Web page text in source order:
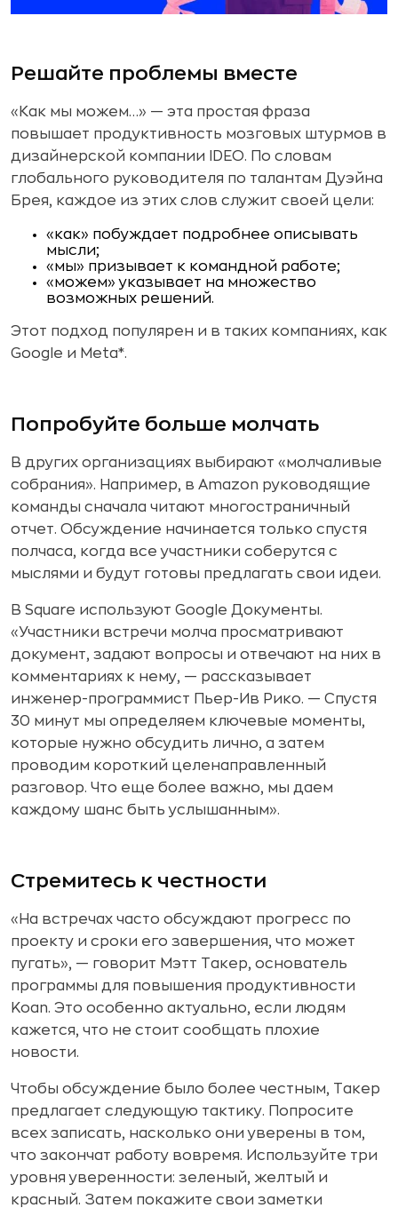
Решайте проблемы вместе
«Как мы можем…» — эта простая фраза
повышает продуктивность мозговых штурмов в
дизайнерской компании IDEO. По словам
глобального руководителя по талантам Дуэйна
Брея, каждое из этих слов служит своей цели:
«как» побуждает подробнее описывать
мысли;
«мы» призывает к командной работе;
«можем» указывает на множество
возможных решений.
Этот подход популярен и в таких компаниях, как
Google и Meta*.
Попробуйте больше молчать
В других организациях выбирают «молчаливые
собрания». Например, в Amazon руководящие
команды сначала читают многостраничный
отчет. Обсуждение начинается только спустя
полчаса, когда все участники соберутся с
мыслями и будут готовы предлагать свои идеи.
В Square используют Google Документы.
«Участники встречи молча просматривают
документ, задают вопросы и отвечают на них в
комментариях к нему, — рассказывает
инженер-программист Пьер-Ив Рико. — Спустя
30 минут мы определяем ключевые моменты,
которые нужно обсудить лично, а затем
проводим короткий целенаправленный
разговор. Что еще более важно, мы даем
каждому шанс быть услышанным».
Стремитесь к честности
«На встречах часто обсуждают прогресс по
проекту и сроки его завершения, что может
пугать», — говорит Мэтт Такер, основатель
программы для повышения продуктивности
Koan. Это особенно актуально, если людям
кажется, что не стоит сообщать плохие
новости.
Чтобы обсуждение было более честным, Такер
предлагает следующую тактику. Попросите
всех записать, насколько они уверены в том,
что закончат работу вовремя. Используйте три
уровня уверенности: зеленый, желтый и
красный. Затем покажите свои заметки